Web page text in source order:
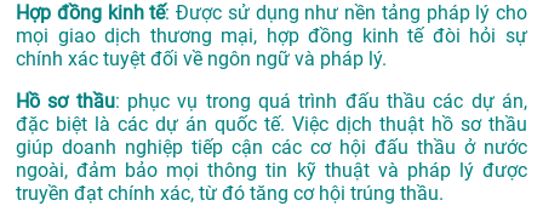
Hợp đồng kinh tế: Được sử dụng như nền tảng pháp lý cho
mọi giao dịch thương mại, hợp đồng kinh tế đòi hỏi sự
chính xác tuyệt đối về ngôn ngữ và pháp lý.
Hồ sơ thầu: phục vụ trong quá trình đấu thầu các dự án,
đặc biệt là các dự án quốc tế. Việc dịch thuật hồ sơ thầu
giúp doanh nghiệp tiếp cận các cơ hội đấu thầu ở nước
ngoài, đảm bảo mọi thông tin kỹ thuật và pháp lý được
truyền đạt chính xác, từ đó tăng cơ hội trúng thầu.